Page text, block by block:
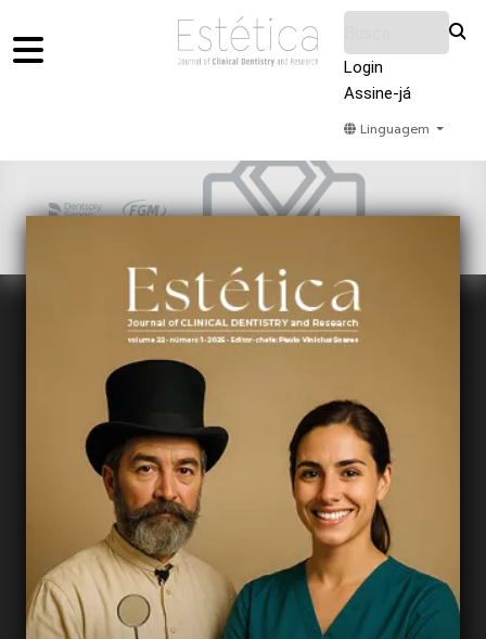
Login
Assine-já
Linguagem
Sobre Nós